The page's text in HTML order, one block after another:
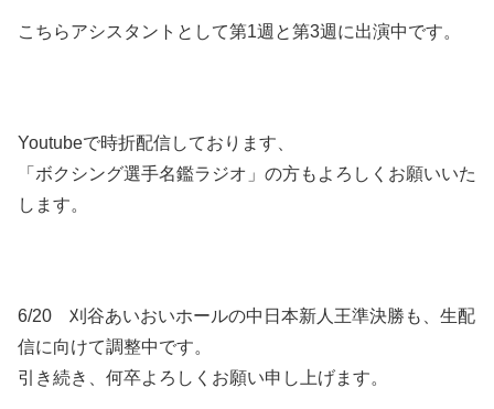
こちらアシスタントとして第1週と第3週に出演中です。
Youtubeで時折配信しております、
「ボクシング選手名鑑ラジオ」の方もよろしくお願いいた
します。
6/20 刈谷あいおいホールの中日本新人王準決勝も、生配
信に向けて調整中です。
引き続き、何卒よろしくお願い申し上げます。